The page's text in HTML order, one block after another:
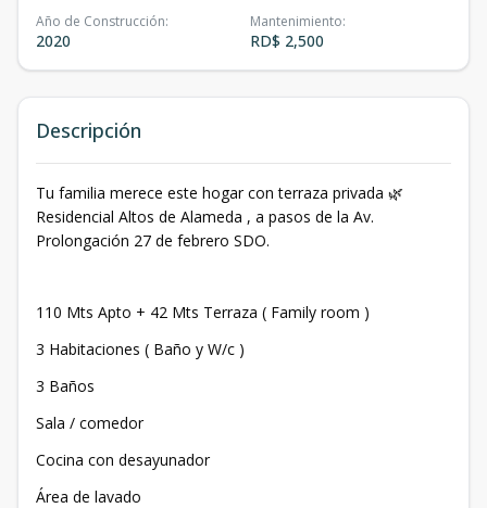
Año de Construcción:
2020
Mantenimiento:
RD$ 2,500
Descripción
Tu familia merece este hogar con terraza privada 🌿
Residencial Altos de Alameda , a pasos de la Av.
Prolongación 27 de febrero SDO.
110 Mts Apto + 42 Mts Terraza ( Family room )
3 Habitaciones ( Baño y W/c )
3 Baños
Sala / comedor
Cocina con desayunador
Área de lavado